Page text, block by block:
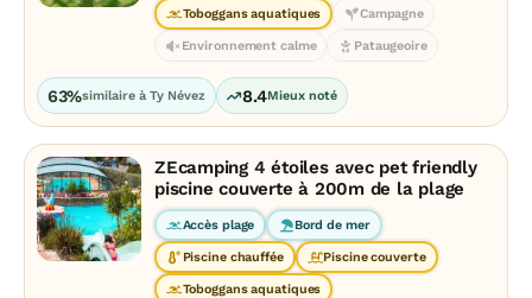
Toboggans aquatiques Campagne
Environnement calme Pataugeoire
63%similaire à Ty Névez 8.4Mieux noté
ZEcamping 4 étoiles avec pet friendly
piscine couverte à 200m de la plage
Accès plage Bord de mer
Piscine chauffée Piscine couverte
Toboggans aquatiques